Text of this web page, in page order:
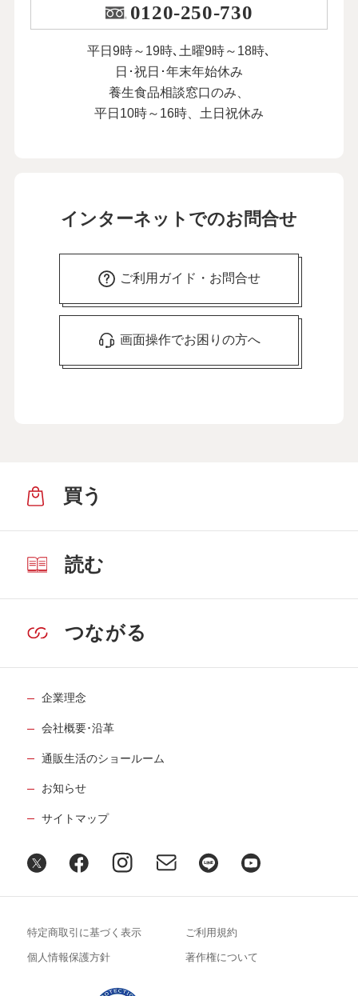
0120-250-730
平日9時～19時､土曜9時～18時､
日･祝日･年末年始休み
養生食品相談窓口のみ、
平日10時～16時、土日祝休み
インターネットでのお問合せ
ご利用ガイド・お問合せ
画面操作でお困りの方へ
買う
読む
つながる
企業理念
会社概要･沿革
通販生活のショールーム
お知らせ
サイトマップ
特定商取引に基づく表示 ご利用規約
個人情報保護方針 著作権について